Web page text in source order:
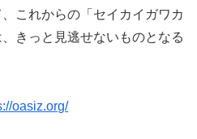
これからの「セイカイガワカ
きっと見逃せないものとなる
oasiz.org/